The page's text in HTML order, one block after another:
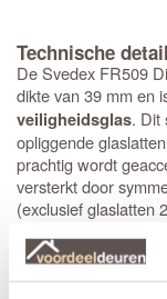
Technische
De Svedex FR509
dikte van 39 mm en
veiligheidsglas. Dit
opliggende
prachtig wordt
versterkt door
(exclusief glaslatten
maakt. Bovendien